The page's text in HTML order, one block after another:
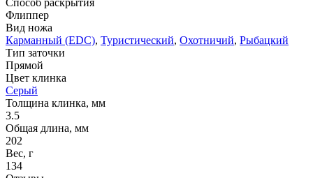
Способ раскрытия
Флиппер
Вид ножа
Карманный (EDC), Туристический, Охотничий, Рыбацкий
Тип заточки
Прямой
Цвет клинка
Серый
Толщина клинка, мм
3.5
Общая длина, мм
202
Вес, г
134